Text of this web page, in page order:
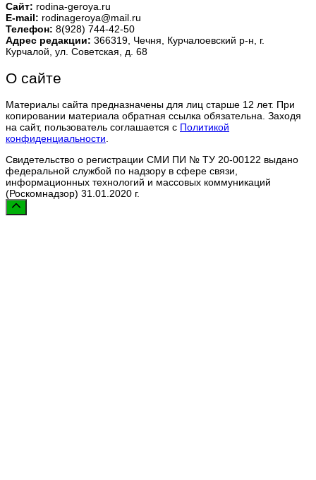
Сайт: rodina-geroya.ru
E-mail: rodinageroya@mail.ru
Телефон: 8(928) 744-42-50
Адрес редакции: 366319, Чечня, Курчалоевский р-н, г.
Курчалой, ул. Советская, д. 68
О сайте
Материалы сайта предназначены для лиц старше 12 лет. При
копировании материала обратная ссылка обязательна. Заходя
на сайт, пользователь соглашается с Политикой
конфиденциальности